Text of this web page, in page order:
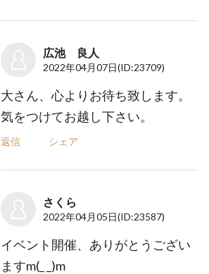
広池 良人
2022年04月07日(ID:23709)
大さん、心よりお待ち致します。
気をつけてお越し下さい。
返信 シェア
さくら
2022年04月05日(ID:23587)
イベント開催、ありがとうござい
ますm(_ _)m